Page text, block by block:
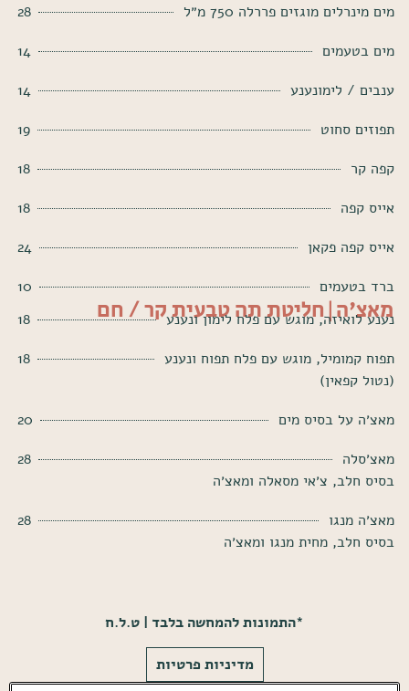
מים מינרלים מוגזים פררלה 750 מ״ל
28
מים בטעמים
14
ענבים / לימונענע
14
תפוזים סחוט
19
קפה קר
18
אייס קפה
18
אייס קפה פקאן
24
ברד בטעמים
10
מאצ'ה|חליטת תה טבעית קר / חם
נענע לואיזה, מוגש עם פלח לימון ונענע
18
תפוח קמומיל, מוגש עם פלח תפוח ונענע
18
(נטול קפאין)
מאצ׳ה על בסיס מים
20
מאצ׳סלה
28
בסיס חלב, צ׳אי מסאלה ומאצ׳ה
מאצ׳ה מנגו
28
בסיס חלב, מחית מנגו ומאצ׳ה
*התמונות להמחשה בלבד | ט.ל.ח
מדיניות פרטיות